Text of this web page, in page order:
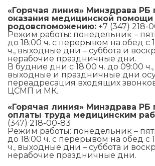
«Горячая линия» Минздрава РБ
оказания медицинской
родовспоможению: +7 (347) 218-
Режим работы: понедельник –
до 18:00 ч. с перерывом на обед с
ч., выходные дни – суббота и
нерабочие праздничные дни.
В будние дни с 18:00 ч. до 09:00 ч.,
выходные и праздничные дни
переадресация входящих
ЦСМП и МК.
«Горячая линия» Минздрава РБ
оплаты труда медицинским
(347) 218-00-83
Режим работы: понедельник –
до 18:00 ч. с перерывом на обед с
ч., выходные дни – суббота и
нерабочие праздничные дни.